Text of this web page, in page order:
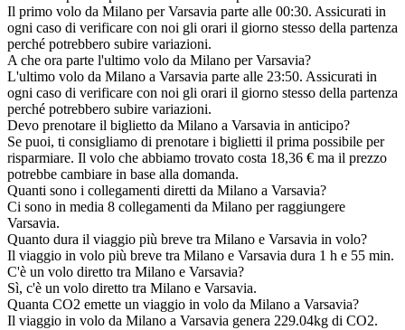
Il primo volo da Milano per Varsavia parte alle 00:30. Assicurati in
ogni caso di verificare con noi gli orari il giorno stesso della partenza
perché potrebbero subire variazioni.
A che ora parte l'ultimo volo da Milano per Varsavia?
L'ultimo volo da Milano a Varsavia parte alle 23:50. Assicurati in
ogni caso di verificare con noi gli orari il giorno stesso della partenza
perché potrebbero subire variazioni.
Devo prenotare il biglietto da Milano a Varsavia in anticipo?
Se puoi, ti consigliamo di prenotare i biglietti il prima possibile per
risparmiare. Il volo che abbiamo trovato costa 18,36 € ma il prezzo
potrebbe cambiare in base alla domanda.
Quanti sono i collegamenti diretti da Milano a Varsavia?
Ci sono in media 8 collegamenti da Milano per raggiungere
Varsavia.
Quanto dura il viaggio più breve tra Milano e Varsavia in volo?
Il viaggio in volo più breve tra Milano e Varsavia dura 1 h e 55 min.
C'è un volo diretto tra Milano e Varsavia?
Sì, c'è un volo diretto tra Milano e Varsavia.
Quanta CO2 emette un viaggio in volo da Milano a Varsavia?
Il viaggio in volo da Milano a Varsavia genera 229.04kg di CO2.